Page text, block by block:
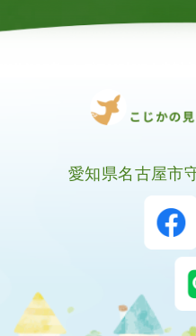
愛知県名古屋市